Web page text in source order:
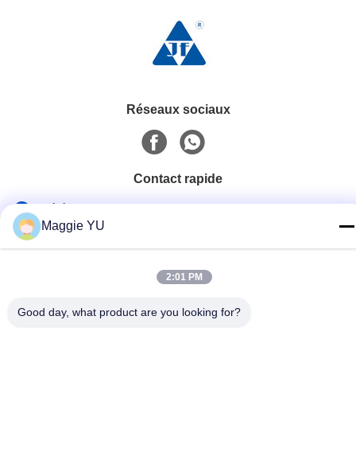
Réseaux sociaux
Contact rapide
+86-23-6775-9464
Adresse
Maggie YU
2:01 PM
Good day, what product are you looking for?